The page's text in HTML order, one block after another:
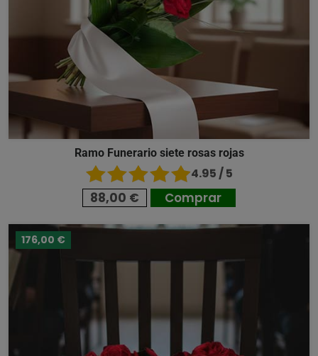
Ramo Funerario siete rosas rojas
4.95 / 5
88,00 € Comprar
176,00 €